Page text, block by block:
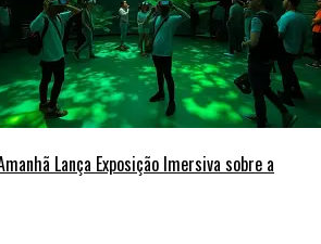
Lança Exposição Imersiva sobre a